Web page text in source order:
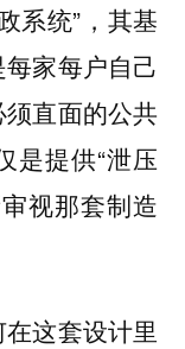
系统”，其基
家每户自己
直面的公共
是提供“泄压
视那套制造
这套设计里